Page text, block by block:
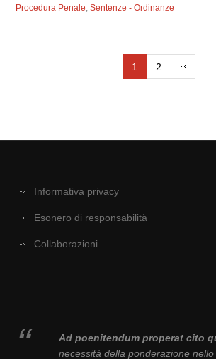
Procedura Penale,Sentenze - Ordinanze
1 2
Informativa privacy
Esonero di responsabilità
Collaborazioni
Ad poenitendum properat cito
necessità della ponderazione